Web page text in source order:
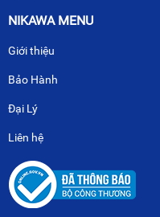
NIKAWA MENU
Giới thiệu
Bảo Hành
Đại Lý
Liên hệ